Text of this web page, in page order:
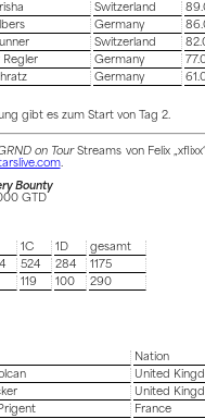
Switzerland
Germany
Switzerland
Regler Germany
Germany
gibt es zum Start von Tag 2.
on TourStreams von Felix
.
Bounty
GTD
1C 1D
gesamt
524 284
1175
119 100 290
Nation
United
United
France